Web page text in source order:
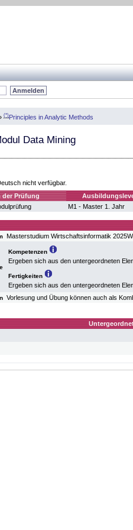
(*)Principles in Analytic Methods
Data Mining
nicht verfügbar.
der Prüfung
M1 - Master 1. Jahr
Masterstudium Wirtschaftsinformatik 2025W
Kompetenzen
Ergeben sich aus den untergeordneten
Fertigkeiten
Ergeben sich aus den untergeordneten
Vorlesung und Übung können auch als